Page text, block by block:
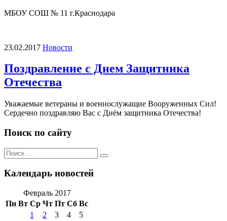
МБОУ СОШ № 11 г.Краснодара
23.02.2017 Новости
Поздравление с Днем Защитника
Отечества
Уважаемые ветераны и военнослужащие Вооруженных Сил!
Сердечно поздравляю Вас с Днём защитника Отечества!
Поиск по сайту
Поиск
по:
Поиск
Календарь новостей
Февраль 2017
Пн Вт Ср Чт Пт Сб Вс
1
2 3 4
5